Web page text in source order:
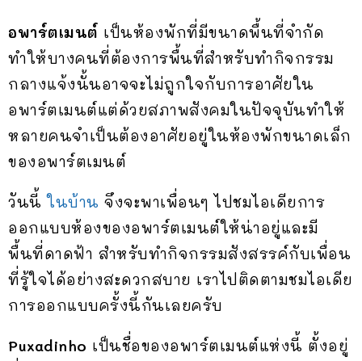
อพาร์ตเมนต์ เป็นห้องพักที่มีขนาดพื้นที่จำกัด
ทำให้บางคนที่ต้องการพื้นที่สำหรับทำกิจกรรม
กลางแจ้งนั้นอาจจะไม่ถูกใจกับการอาศัยใน
อพาร์ตเมนต์แต่ด้วยสภาพสังคมในปัจจุบันทำให้
หลายคนจำเป็นต้องอาศัยอยู่ในห้องพักขนาดเล็ก
ของอพาร์ตเมนต์
วันนี้ในบ้าน จึงจะพาเพื่อนๆ ไปชมไอเดียการ
ออกแบบห้องของอพาร์ตเมนต์ให้น่าอยู่และมี
พื้นที่ดาดฟ้า สำหรับทำกิจกรรมสังสรรค์กับเพื่อน
ที่รู้ใจได้อย่างสะดวกสบาย เราไปติดตามชมไอเดีย
การออกแบบครั้งนี้กันเลยครับ
Puxadinho เป็นชื่อของอพาร์ตเมนต์แห่งนี้ ตั้งอยู่